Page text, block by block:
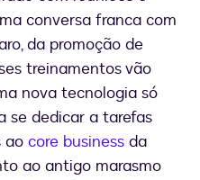
conversa franca com
da promoção de
treinamentos vão
nova tecnologia só
se dedicar a tarefas
ao core business da
ao antigo marasmo